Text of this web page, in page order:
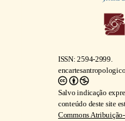
ISSN: 2594-2999.
Salvo indicação
conteúdo deste site
Commons